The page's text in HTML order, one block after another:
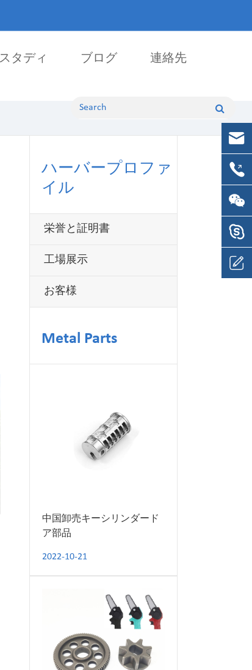
ターニング部品
タディ ブログ 連絡先
ハーバープロファ
イル
栄誉と証明書
工場展示
お客様
Metal Parts
中国卸売キーシリンダード
ア部品
2022-10-21